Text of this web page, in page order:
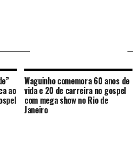
ao
Waguinho comemora 60 anos de
vida e 20 de carreira no gospel
com mega show no Rio de
Janeiro